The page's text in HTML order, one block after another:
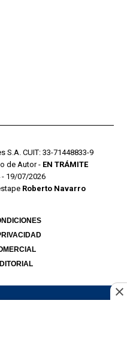
S.A. CUIT: 33-71448833-9
de Autor - EN TRÁMITE
- 19/07/2026
Roberto Navarro